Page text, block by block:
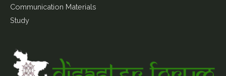
Communication Materials
Study